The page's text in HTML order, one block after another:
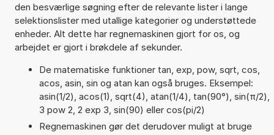
den besværlige søgning efter de relevante lister i lange
selektionslister med utallige kategorier og understøttede
enheder. Alt dette har regnemaskinen gjort for os, og
arbejdet er gjort i brøkdele af sekunder.
De matematiske funktioner tan, exp, pow, sqrt, cos,
acos, asin, sin og atan kan også bruges. Eksempel:
asin(1/2), acos(1), sqrt(4), atan(1/4), tan(90°), sin(π/2),
3 pow 2, 2 exp 3, sin(90) eller cos(pi/2)
Regnemaskinen gør det derudover muligt at bruge